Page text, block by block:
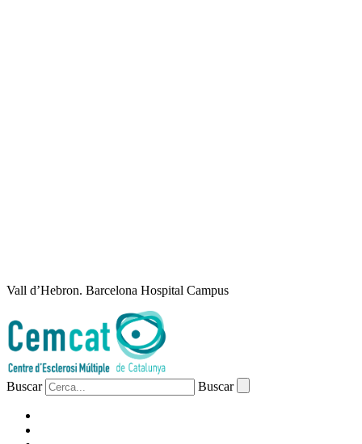
Vall d’Hebron. Barcelona Hospital Campus
Buscar Buscar